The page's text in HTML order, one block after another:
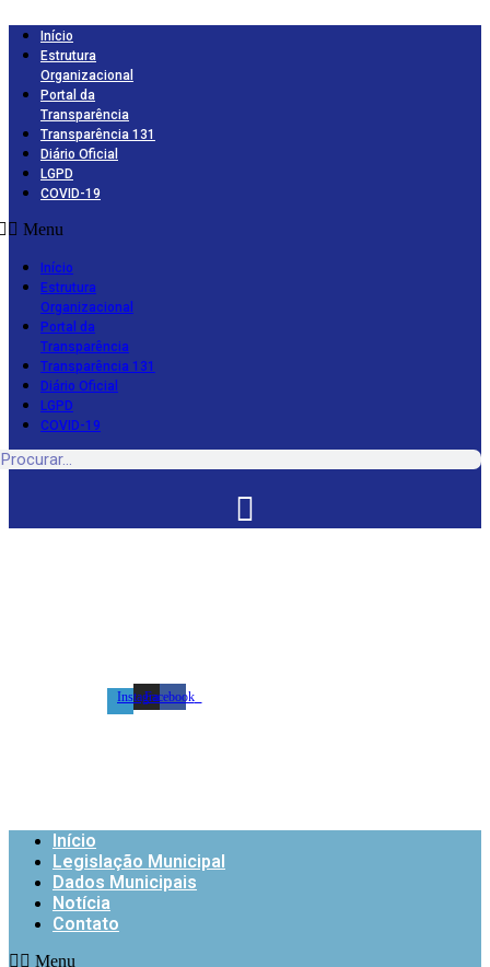
para
conteúdo
Início
Estrutura
Organizacional
Portal da
Transparência
Transparência 131
Diário Oficial
LGPD
COVID-19
Menu
Início
Estrutura
Organizacional
Portal da
Transparência
Transparência 131
Diário Oficial
LGPD
COVID-19
InstagramFacebook
Início
Legislação Municipal
Dados Municipais
Notícia
Contato
Menu